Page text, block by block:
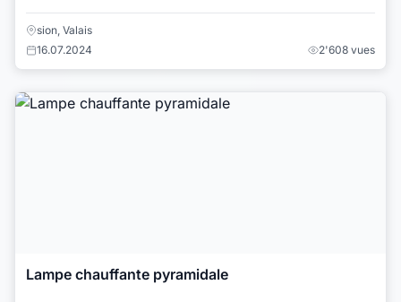
sion, Valais
16.07.2024
2'608 vues
Lampe chauffante pyramidale